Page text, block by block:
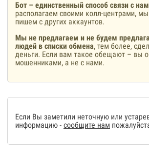
Бот – единственный способ связи с
располагаем своими колл-центрами,
пишем с других аккаунтов.
Мы не предлагаем и не будем
людей в списки обмена, тем более,
деньги. Если вам такое обещают – вы
мошенниками, а не с нами.
Если Вы заметили неточную или
информацию - сообщите нам